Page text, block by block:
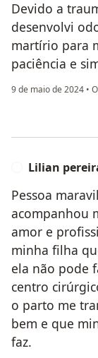
Devido a
desenvolvi
martírio para
paciência e
9 de maio de 2024 •
Lilian
Pessoa
acompanhou
amor e
minha filha
ela não pode
centro
o parto me
bem e que
faz.